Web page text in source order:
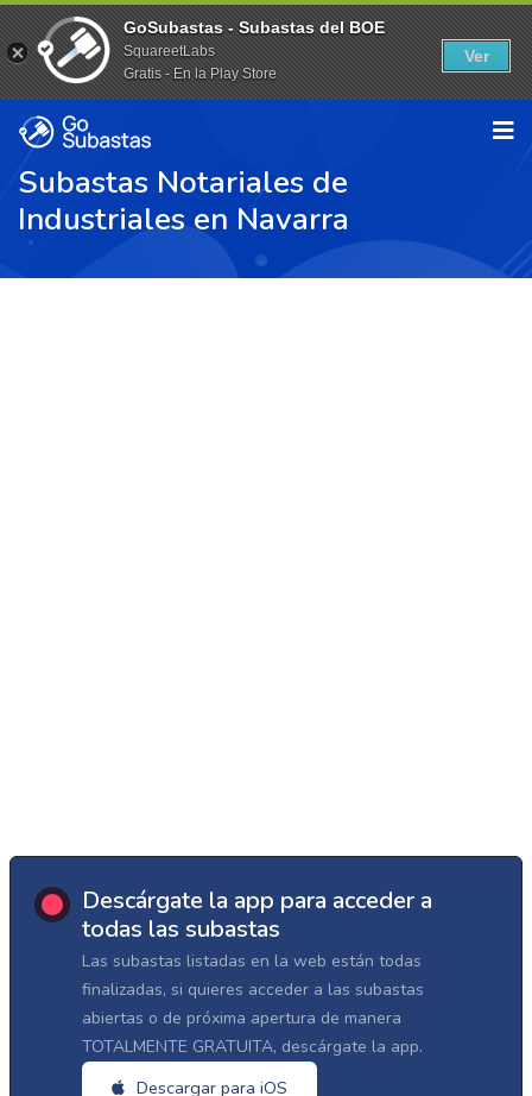
Subastas Notariales de
Industriales en Navarra
Descárgate la app para acceder a
todas las subastas
Las subastas listadas en la web están todas
finalizadas, si quieres acceder a las subastas
abiertas o de próxima apertura de manera
TOTALMENTE GRATUITA, descárgate la app.
Descargar para iOS
GoSubastas - Subastas del BOE
SquareetLabs
Gratis - En la Play Store
Ver